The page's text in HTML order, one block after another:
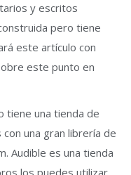
y escritos
pero tiene
este artículo con
este punto en
tiene una tienda de
una gran librería de
Audible es una tienda
los puedes utilizar